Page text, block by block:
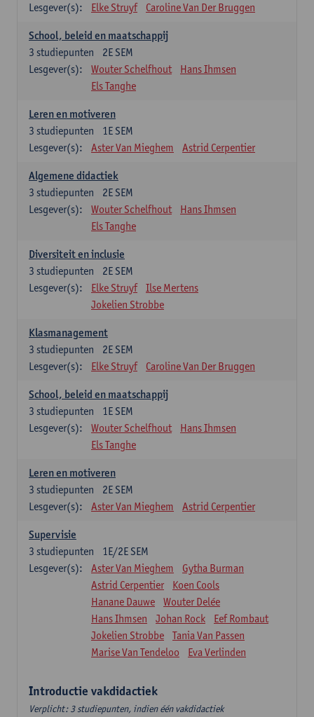
Lesgever(s):
Elke Struyf Caroline Van Der Bruggen
School, beleid en maatschappij
2E SEM
3 studiepunten
Lesgever(s):
Wouter Schelfhout
Hans Ihmsen
Els Tanghe
Leren en motiveren
1E SEM
3 studiepunten
Lesgever(s):
Aster Van Mieghem Astrid Cerpentier
Algemene didactiek
2E SEM
3 studiepunten
Lesgever(s):
Wouter Schelfhout
Hans Ihmsen
Els Tanghe
Diversiteit en inclusie
2E SEM
3 studiepunten
Lesgever(s):
Elke Struyf
Ilse Mertens
Jokelien Strobbe
Klasmanagement
2E SEM
3 studiepunten
Lesgever(s):
Elke Struyf Caroline Van Der Bruggen
School, beleid en maatschappij
1E SEM
3 studiepunten
Lesgever(s):
Wouter Schelfhout
Hans Ihmsen
Els Tanghe
Leren en motiveren
2E SEM
3 studiepunten
Lesgever(s):
Aster Van Mieghem Astrid Cerpentier
Supervisie
1E/2E SEM
3 studiepunten
Lesgever(s):
Aster Van Mieghem
Gytha Burman
Astrid Cerpentier
Koen Cools
Hanane Dauwe
Wouter Delée
Hans Ihmsen
Johan Rock
Eef Rombaut
Jokelien Strobbe
Tania Van Passen
Marise Van Tendeloo
Eva Verlinden
Introductie vakdidactiek
Verplicht: 3 studiepunten, indien één vakdidactiek